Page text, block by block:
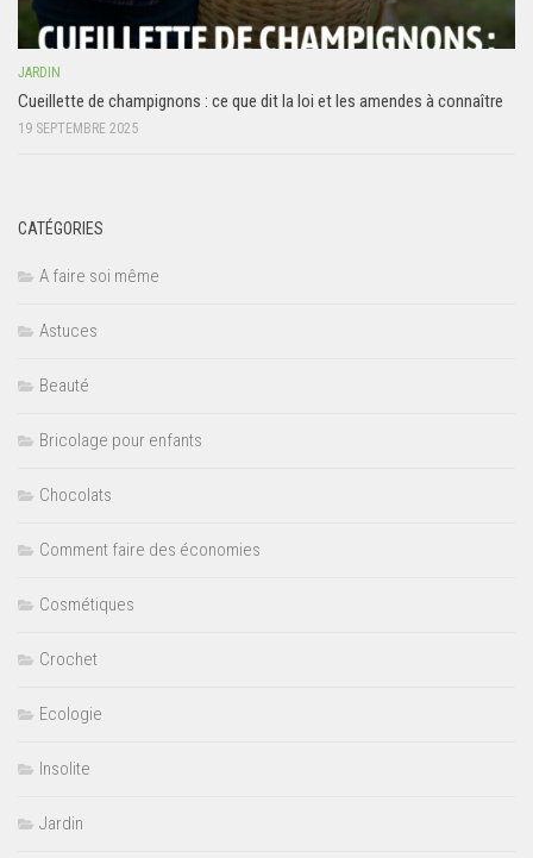
JARDIN
Cueillette de champignons : ce que dit la loi et les amendes à connaître
19 SEPTEMBRE 2025
CATÉGORIES
A faire soi même
Astuces
Beauté
Bricolage pour enfants
Chocolats
Comment faire des économies
Cosmétiques
Crochet
Ecologie
Insolite
Jardin